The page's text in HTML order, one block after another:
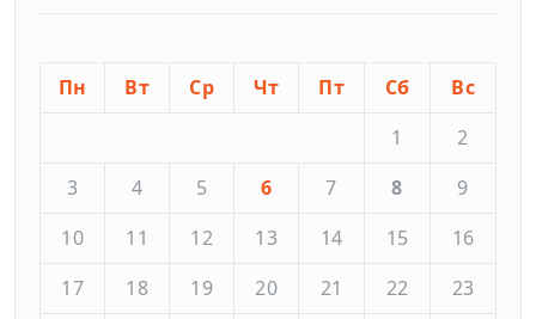
Пн Вт Ср Чт Пт Сб
Вс
1
2
3
4 5 6 7 8
9
10
11 12 13 14 15
16
17
18 19 20 21 22
23